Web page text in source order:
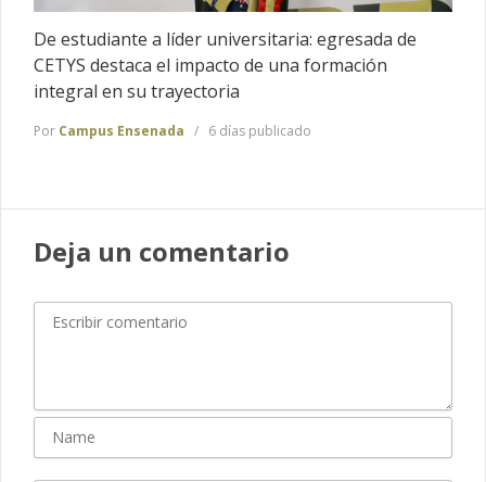
De estudiante a líder universitaria: egresada de
CETYS destaca el impacto de una formación
integral en su trayectoria
Por Campus Ensenada 6 días publicado
Deja un comentario